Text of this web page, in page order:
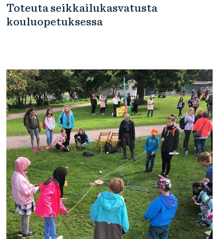
Toteuta seikkailukasvatusta
kouluopetuksessa